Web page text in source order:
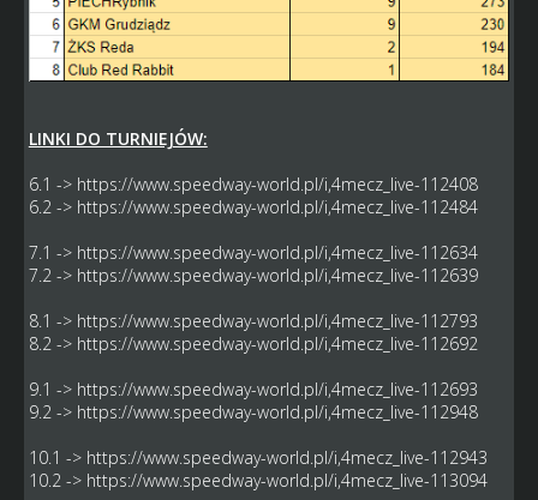
LINKI DO TURNIEJÓW:
6.1 -> https://www.speedway-world.pl/i,4mecz_live-112408
6.2 -> https://www.speedway-world.pl/i,4mecz_live-112484
7.1 -> https://www.speedway-world.pl/i,4mecz_live-112634
7.2 -> https://www.speedway-world.pl/i,4mecz_live-112639
8.1 -> https://www.speedway-world.pl/i,4mecz_live-112793
8.2 -> https://www.speedway-world.pl/i,4mecz_live-112692
9.1 -> https://www.speedway-world.pl/i,4mecz_live-112693
9.2 -> https://www.speedway-world.pl/i,4mecz_live-112948
10.1 -> https://www.speedway-world.pl/i,4mecz_live-112943
10.2 -> https://www.speedway-world.pl/i,4mecz_live-113094